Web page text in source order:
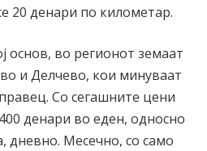
20 денари по километар.
основ, во регионот земаат
и Делчево, кои минуваат
Со сегашните цени
денари во еден, односно
дневно. Месечно, со само